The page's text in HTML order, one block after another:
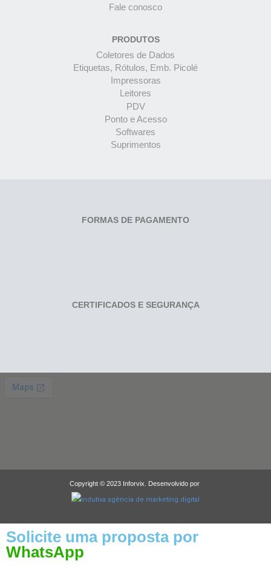
Fale conosco
PRODUTOS
Coletores de Dados
Etiquetas, Rótulos, Emb. Picolé
Impressoras
Leitores
PDV
Ponto e Acesso
Softwares
Suprimentos
FORMAS DE PAGAMENTO
CERTIFICADOS E SEGURANÇA
Copyright © 2023 Inforvix. Desenvolvido por
Solicite uma proposta por
WhatsApp